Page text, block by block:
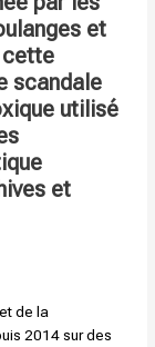
et
cette
scandale
utilisé
et
de la
2014 sur des